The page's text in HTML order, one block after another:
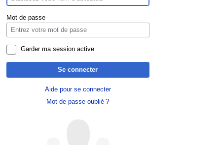
la
navigation
la
recherche
Mot de passe
Garder ma session active
Se connecter
Aide pour se connecter
Mot de passe oublié ?